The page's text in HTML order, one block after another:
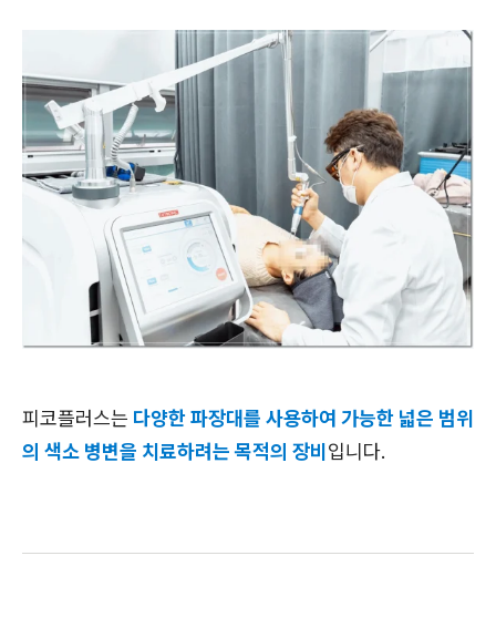
피코플러스는 다양한 파장대를 사용하여 가능한 넓은 범위
의 색소 병변을 치료하려는 목적의 장비입니다.